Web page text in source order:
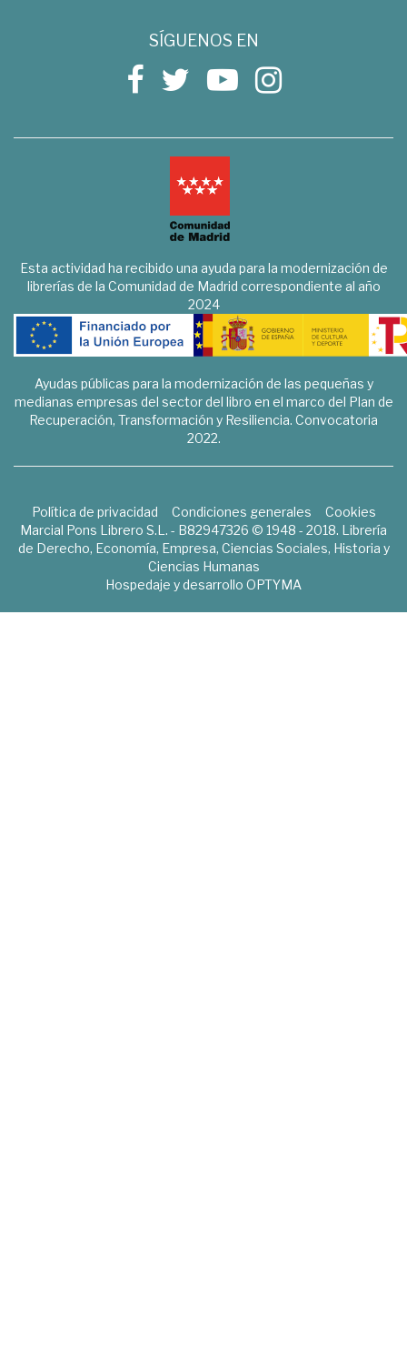
SÍGUENOS EN
Esta actividad ha recibido una ayuda para la modernización de
librerías de la Comunidad de Madrid correspondiente al año
2024
Ayudas públicas para la modernización de las pequeñas y
medianas empresas del sector del libro en el marco del Plan de
Recuperación, Transformación y Resiliencia. Convocatoria
2022.
Política de privacidad Condiciones generales
Cookies
Marcial Pons Librero S.L. - B82947326 © 1948 - 2018. Librería
de Derecho, Economía, Empresa, Ciencias Sociales, Historia y
Ciencias Humanas
Hospedaje y desarrollo OPTYMA